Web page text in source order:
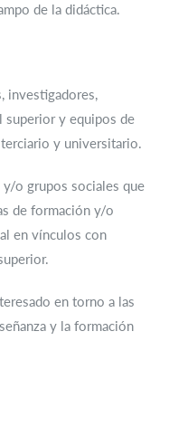
de la didáctica.
investigadores,
superior y equipos de
y universitario.
o grupos sociales que
de formación y/o
en vínculos con
en torno a las
y la formación